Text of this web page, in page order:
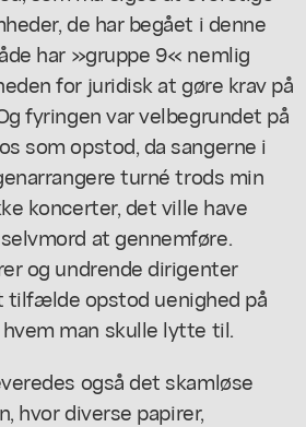
de har begået i denne
har »gruppe 9« nemlig
for juridisk at gøre krav på
fyringen var velbegrundet på
som opstod, da sangerne i
turné trods min
koncerter, det ville have
at gennemføre.
og undrende dirigenter
tilfælde opstod uenighed på
man skulle lytte til.
også det skamløse
hvor diverse papirer,